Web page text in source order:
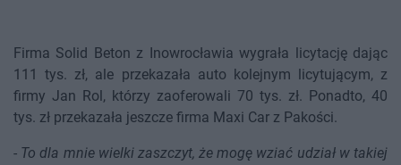
Firma Solid Beton z Inowrocławia wygrała licytację dając
111 tys. zł, ale przekazała auto kolejnym licytującym, z
firmy Jan Rol, którzy zaoferowali 70 tys. zł. Ponadto, 40
tys. zł przekazała jeszcze firma Maxi Car z Pakości.
- To dla mnie wielki zaszczyt, że mogę wziać udział w takiej